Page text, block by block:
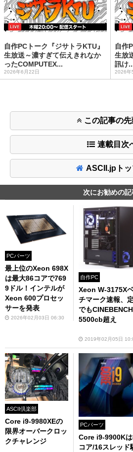
自作PCトーク『ジサトラKTU』
生放送～濃すぎて伝えきれなか
ったCOMPUTEX...
2026年6月22日
自作
生放
訊け
2026年
この記事の
連載目次
ASCII.jpト
次にお勧めの記
PCパーツ
最上位のXeon 698X
は最大86コアで769
9ドル！インテルが
Xeon 600プロセッ
サーを発表
2026年02月03日 06:30
自作PC
Xeon W-3175X
チマーク速報、
でも
5500cb超え
2019年02月05日
ASCII倶楽部
Core i9-9980XEの
限界オーバークロッ
クチャレンジ
PCパーツ
Core i9-9900K
コア/16スレッド